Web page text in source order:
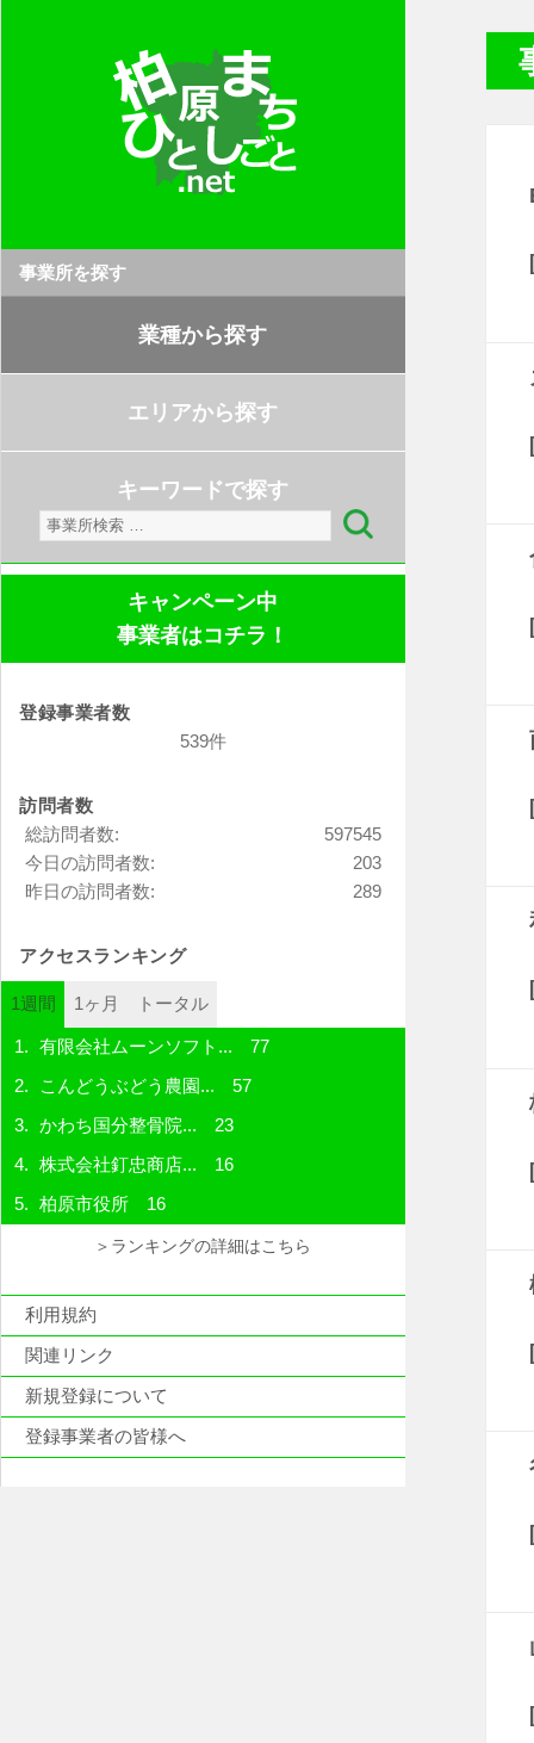
事業所を探す
業種から探す
エリアから探す
キーワードで探す
検
索:
キャンペーン中
事業者はコチラ！
登録事業者数
539件
訪問者数
597545
総訪問者数:
203
今日の訪問者数:
289
昨日の訪問者数:
アクセスランキング
1週間 1ヶ月 トータル
有限会社ムーンソフト... 77
こんどうぶどう農園... 57
かわち国分整骨院... 23
株式会社釘忠商店... 16
柏原市役所16
＞ランキングの詳細はこちら
利用規約
関連リンク
新規登録について
登録事業者の皆様へ